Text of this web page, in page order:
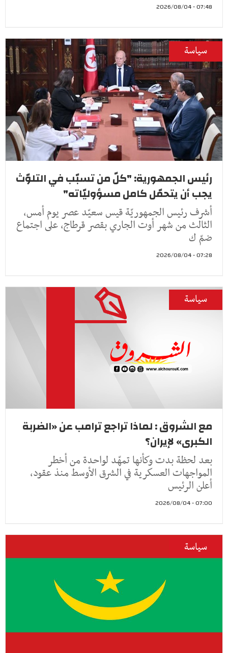
07:48 - 2026/08/04
سياسة
رئيس الجمهورية: "كلّ من تسبّب في التلوّث
يجب أن يتحمّل كامل مسؤوليّاته"
أشرف رئيس الجمهوريّة قيس سعيّد عصر يوم أمس،
الثالث من شهر أوت الجاري بقصر قرطاج، على اجتماع
ضمّ ك
07:28 - 2026/08/04
سياسة
مع الشروق : لماذا تراجع ترامب عن «الضربة
الكبرى» لإيران؟
بعد لحظة بدت وكأنها تمهّد لواحدة من أخطر
المواجهات العسكرية في الشرق الأوسط منذ عقود،
أعلن الرئيس
07:00 - 2026/08/04
سياسة